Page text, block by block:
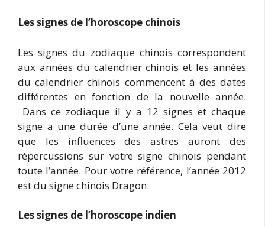
Les signes de l’horoscope chinois
Les signes du zodiaque chinois correspondent
aux années du calendrier chinois et les années
du calendrier chinois commencent à des dates
différentes en fonction de la nouvelle année.
Dans ce zodiaque il y a 12 signes et chaque
signe a une durée d’une année. Cela veut dire
que les influences des astres auront des
répercussions sur votre signe chinois pendant
toute l’année. Pour votre référence, l’année 2012
est du signe chinois Dragon.
Les signes de l’horoscope indien